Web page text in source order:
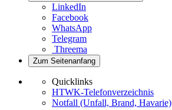
LinkedIn
Facebook
WhatsApp
Telegram
Threema
Zum Seitenanfang
Quicklinks
HTWK-Telefonverzeichnis
Notfall (Unfall, Brand, Havarie)